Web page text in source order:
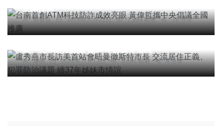
蔡俊賢 2026年六月22日 7,999 觀看 78 分享
頭條 綜合新聞
盧秀燕市長訪美首站會晤曼徹斯特市長 交流居住正
陳明 2026年三月13日 8,696 觀看 4 分享